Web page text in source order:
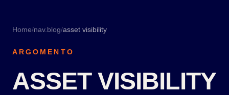
Home/nav.blog/asset visibility
ARGOMENTO
ASSET VISIBILITY